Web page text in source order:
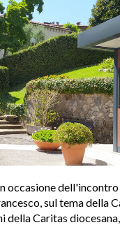
occasione
sul tema della
della Caritas